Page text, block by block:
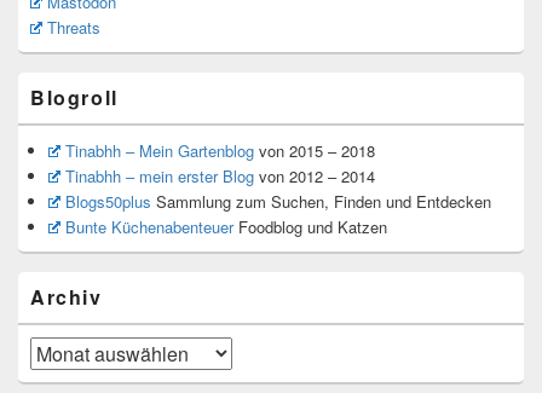
Threats
Blogroll
Tinabhh – Mein Gartenblogvon 2015 – 2018
Tinabhh – mein erster Blogvon 2012 – 2014
Blogs50plus Sammlung zum Suchen, Finden und Entdecken
Bunte KüchenabenteuerFoodblog und Katzen
Archiv
Archiv